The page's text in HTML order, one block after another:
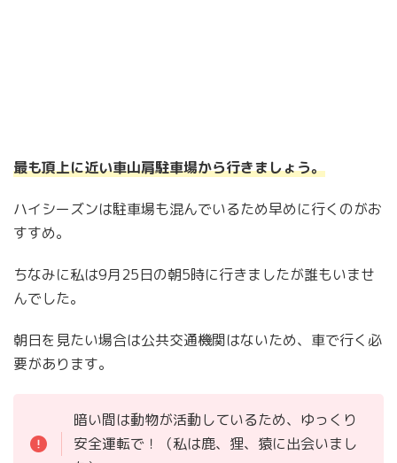
最も頂上に近い車山肩駐車場から行きましょう。
ハイシーズンは駐車場も混んでいるため早めに行くのがお
すすめ。
ちなみに私は9月25日の朝5時に行きましたが誰もいませ
んでした。
朝日を見たい場合は公共交通機関はないため、車で行く必
要があります。
暗い間は動物が活動しているため、ゆっくり
安全運転で！（私は鹿、狸、猿に出会いまし